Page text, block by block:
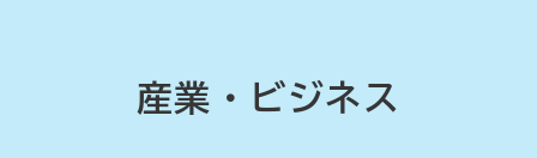
産業・ビジネス